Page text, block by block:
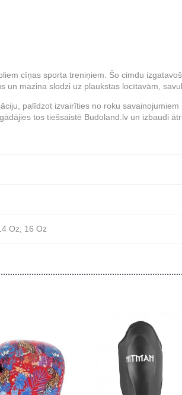
cīņas sporta treniņiem. Šo cimdu
mazina slodzi uz plaukstas locītavām,
palīdzot izvairīties no roku
tos tiešsaistē Budoland.lv un izbaudi
Oz, 16 Oz